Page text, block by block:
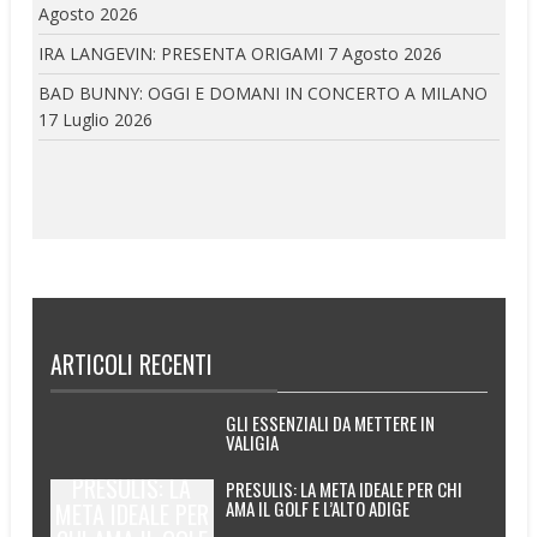
Agosto 2026
IRA LANGEVIN: PRESENTA ORIGAMI 7 Agosto 2026
BAD BUNNY: OGGI E DOMANI IN CONCERTO A MILANO
17 Luglio 2026
ARTICOLI RECENTI
GLI ESSENZIALI DA METTERE IN
VALIGIA
PRESULIS: LA PRESULIS: LA META IDEALE PER CHI
AMA IL GOLF E L’ALTO ADIGE